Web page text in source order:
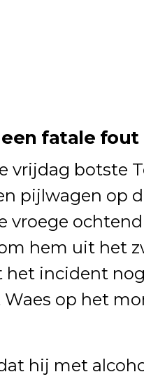
fatale fout
vrijdag botste
pijlwagen op
vroege
hem uit het
het incident
op het
hij met